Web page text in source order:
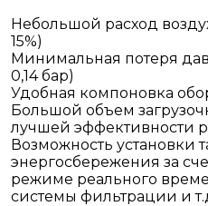
Небольшой расход
15%)
Минимальная потеря
0,14 бар)
Удобная компоновка
Большой объем
лучшей эффективности
Возможность установки
энергосбережения за
режиме реального
системы фильтрации и